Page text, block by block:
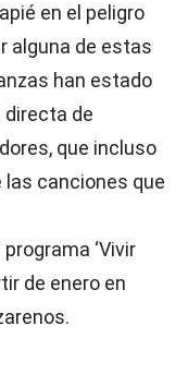
en el peligro
alguna de estas
han estado
directa de
que incluso
canciones que
‘Vivir
de enero en